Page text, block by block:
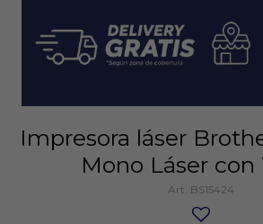
Impresora láser
Mono Láser
BS15424